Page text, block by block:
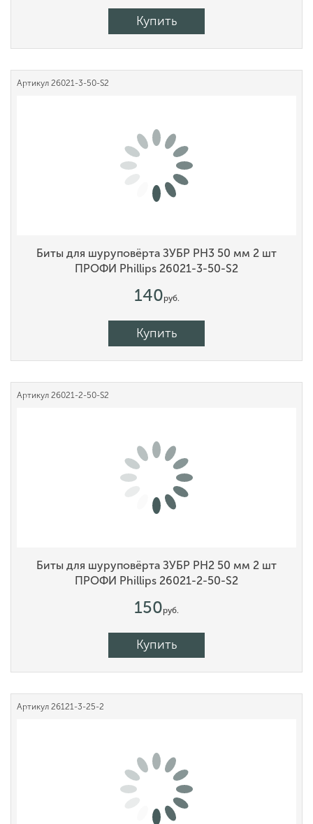
Купить
Артикул 26021-3-50-S2
Биты для шуруповёрта ЗУБР PH3 50 мм 2 шт
ПРОФИ Phillips 26021-3-50-S2
140руб.
Купить
Артикул 26021-2-50-S2
Биты для шуруповёрта ЗУБР PH2 50 мм 2 шт
ПРОФИ Phillips 26021-2-50-S2
150руб.
Купить
Артикул 26121-3-25-2